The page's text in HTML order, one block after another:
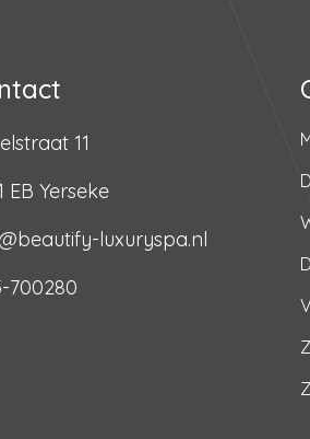
11
EB Yerseke
luxuryspa.nl
700280